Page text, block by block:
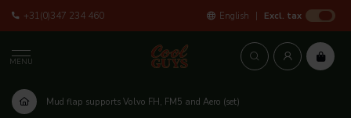
+31(0)347 234 460 English Excl. tax
MENU
Mud flap supports Volvo FH, FM5 and Aero (set)